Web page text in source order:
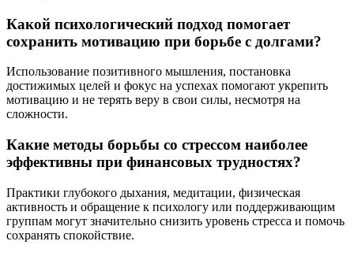
Какой психологический подход помогает
сохранить мотивацию при борьбе с долгами?
Использование позитивного мышления, постановка
достижимых целей и фокус на успехах помогают укрепить
мотивацию и не терять веру в свои силы, несмотря на
сложности.
Какие методы борьбы со стрессом наиболее
эффективны при финансовых трудностях?
Практики глубокого дыхания, медитации, физическая
активность и обращение к психологу или поддерживающим
группам могут значительно снизить уровень стресса и помочь
сохранять спокойствие.